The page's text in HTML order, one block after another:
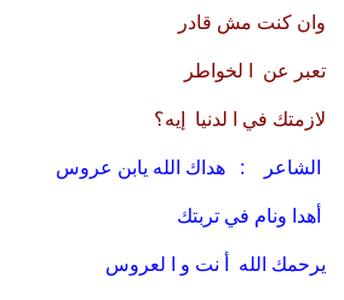
وان كنت مش قادر
تعبر عن ا لخواطر
لازمتك في ا لدنيا إيه؟
الشاعر : هداك الله يابن عروس
أهدا ونام في تربتك
يرحمك الله أ نت و ا لعروس